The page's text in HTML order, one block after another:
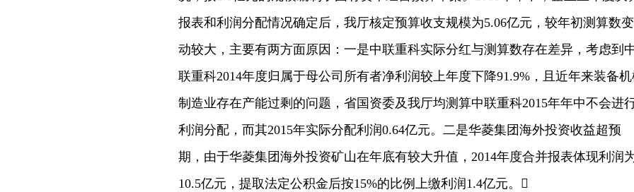
报表和利润分配情况确定后，我厅核定预算收支规模为5.06亿元，较年初测算数变
动较大，主要有两方面原因：一是中联重科实际分红与测算数存在差异，考虑到
联重科2014年度归属于母公司所有者净利润较上年度下降91.9%，且近年来装备
制造业存在产能过剩的问题，省国资委及我厅均测算中联重科2015年年中不会进
利润分配，而其2015年实际分配利润0.64亿元。二是华菱集团海外投资收益超预
期，由于华菱集团海外投资矿山在年底有较大升值，2014年度合并报表体现利润
10.5亿元，提取法定公积金后按15%的比例上缴利润1.4亿元。